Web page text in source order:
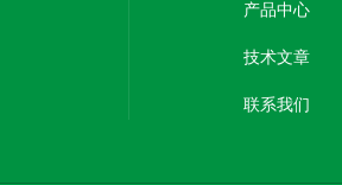
产品中心
技术文章
联系我们